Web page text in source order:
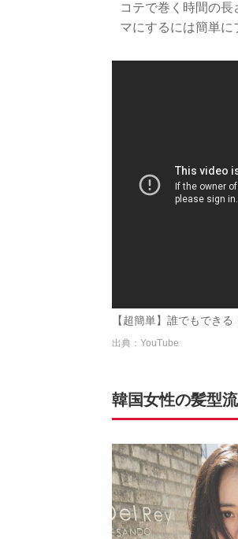
コテで巻く時間の
マにするには簡単に
【超簡単】誰でもでき
出典：YouTube
韓国女性の髪型